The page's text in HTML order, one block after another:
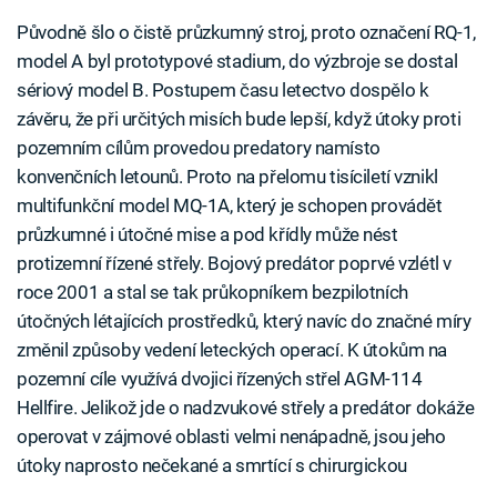
Původně šlo o čistě průzkumný stroj, proto označení RQ-1,
model A byl prototypové stadium, do výzbroje se dostal
sériový model B. Postupem času letectvo dospělo k
závěru, že při určitých misích bude lepší, když útoky proti
pozemním cílům provedou predatory namísto
konvenčních letounů. Proto na přelomu tisíciletí vznikl
multifunkční model MQ-1A, který je schopen provádět
průzkumné i útočné mise a pod křídly může nést
protizemní řízené střely. Bojový predátor poprvé vzlétl v
roce 2001 a stal se tak průkopníkem bezpilotních
útočných létajících prostředků, který navíc do značné míry
změnil způsoby vedení leteckých operací. K útokům na
pozemní cíle využívá dvojici řízených střel AGM-114
Hellfire. Jelikož jde o nadzvukové střely a predátor dokáže
operovat v zájmové oblasti velmi nenápadně, jsou jeho
útoky naprosto nečekané a smrtící s chirurgickou